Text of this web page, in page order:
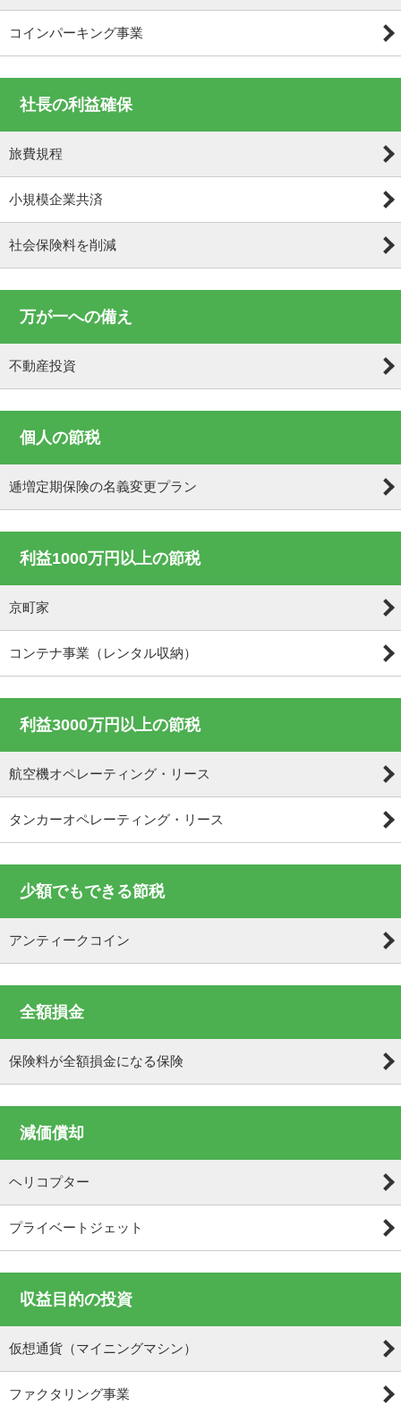
コインパーキング事業
社長の利益確保
旅費規程
小規模企業共済
社会保険料を削減
万が一への備え
不動産投資
個人の節税
逓増定期保険の名義変更プラン
利益1000万円以上の節税
京町家
コンテナ事業（レンタル収納）
利益3000万円以上の節税
航空機オペレーティング・リース
タンカーオペレーティング・リース
少額でもできる節税
アンティークコイン
全額損金
保険料が全額損金になる保険
減価償却
ヘリコプター
プライベートジェット
収益目的の投資
仮想通貨（マイニングマシン）
ファクタリング事業